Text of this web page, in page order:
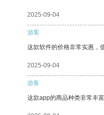
2025-09-04
游客
这款软件的价格非常实惠，
2025-09-04
游客
这款app的商品种类非常丰